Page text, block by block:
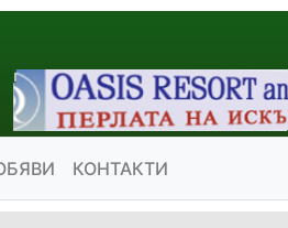
КОНТАКТИ